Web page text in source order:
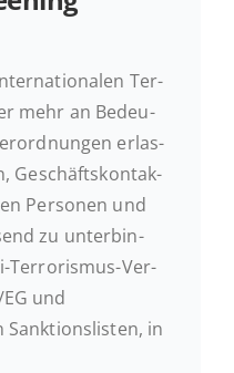
Kontakt
Ter­
mehr an Be­deu­
er­las­
Ge­schäfts­kon­tak­
Per­so­nen und
zu un­ter­bin­
Ter­ro­ris­mus-Ver­
und
Sank­ti­ons­lis­ten, in